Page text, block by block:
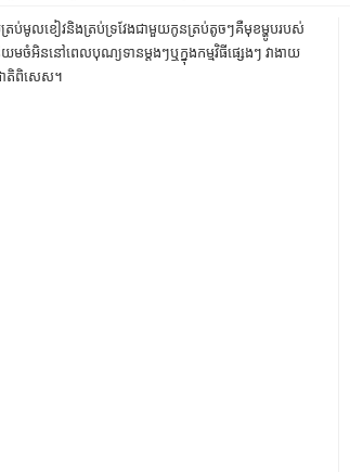
ងកម្ពុជានិងចិន – សៀវភៅចំណេះដឹងទូទៅ
ម្មិក – សៀវភៅចំណេះដឹងទូទៅ
ត្រប់មូលខៀវនិងត្រប់ទ្រវែងជាមួយកូនត្រប់តូចៗគឺមុខម្ហូបរបស់
យមចំអិននៅពេលបុណ្យទានម្តងៗឬក្នុងកម្មវិធីផ្សេងៗ វាងាយ
តិពិសេស។